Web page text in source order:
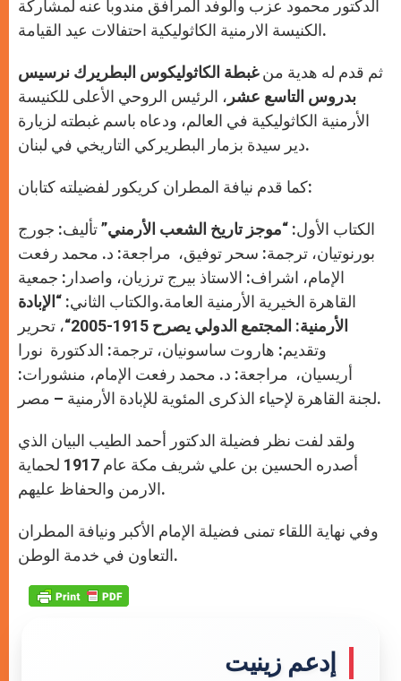
الدكتور محمود عزب والوفد المرافق مندوباً عنه لمشاركة
الكنيسة الارمنية الكاثوليكية احتفالات عيد القيامة.
ثم قدم له هدية منغبطة الكاثوليكوس البطريرك نرسيس
بدروس التاسع عشر ، الرئيس الروحي الأعلى للكنيسة
الأرمنية الكاثوليكية في العالم، ودعاه باسم غبطته لزيارة
دير سيدة بزمار البطريركي التاريخي في لبنان.
كما قدم نيافة المطران كريكور لفضيلته كتابان:
الكتاب الأول: “موجز تاريخ الشعب الأرمني” تأليف: جورج
بورنوتيان، ترجمة: سحر توفيق، مراجعة: د. محمد رفعت
الإمام، اشراف: الاستاذ بيرج ترزيان، واصدار: جمعية
القاهرة الخيرية الأرمنية العامة.والكتاب الثاني: “ الإبادة
الأرمنية: المجتمع الدولي يصرح 1915-2005
“، تحرير
وتقديم: هاروت ساسونيان، ترجمة: الدكتورة نورا
أريسيان، مراجعة: د. محمد رفعت الإمام، منشورات:
لجنة القاهرة لإحياء الذكرى المئوية للإبادة الأرمنية – مصر.
ولقد لفت نظر فضيلة الدكتور أحمد الطيب البيان الذي
أصدره الحسين بن علي شريف مكة عام 1917 لحماية
الارمن والحفاظ عليهم.
وفي نهاية اللقاء تمنى فضيلة الإمام الأكبر ونيافة المطران
التعاون في خدمة الوطن.
إدعم زينيت